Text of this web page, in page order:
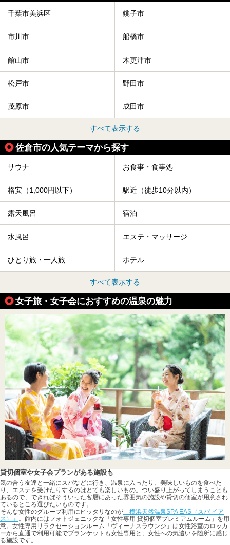
千葉市美浜区 銚子市
市川市 船橋市
館山市 木更津市
松戸市 野田市
茂原市 成田市
すべて表示する
佐倉市の人気テーマから探す
サウナ お食事・食事処
格安（1,000円以下） 駅近（徒歩10分以内）
露天風呂 宿泊
水風呂 エステ・マッサージ
ひとり旅・一人旅 ホテル
すべて表示する
女子旅・女子会におすすめの温泉の魅力
貸切個室や女子会プランがある施設も
気の合う友達と一緒にスパなどに行き、温泉に入ったり、美味しいものを食べた
り、エステを受けたりするのはとても楽しいもの。つい盛り上がってしまうことも
あるので、できればそういった客層にあった雰囲気の施設や貸切の個室が用意され
ているところ選びたいものです。
そんな女性のグループ利用にピッタリなのが 「横浜天然温泉SPA EAS（スパ イア
ス）」 。館内にはフォトジェニックな「女性専用 貸切個室プレミアムルーム」を用
意。女性専用リラクセーションルーム「ヴィーナスラウンジ」は女性浴室のロッカ
ーから直通で利用可能でブランケットも女性専用と、女性への気遣いを随所に感じ
る施設です。